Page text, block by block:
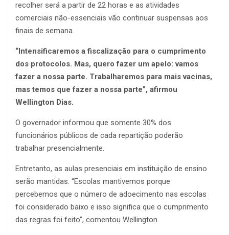
recolher será a partir de 22 horas e as atividades
comerciais não-essenciais vão continuar suspensas aos
finais de semana.
“Intensificaremos a fiscalização para o cumprimento
dos protocolos. Mas, quero fazer um apelo: vamos
fazer a nossa parte. Trabalharemos para mais vacinas,
mas temos que fazer a nossa parte”, afirmou
Wellington Dias.
O governador informou que somente 30% dos
funcionários públicos de cada repartição poderão
trabalhar presencialmente.
Entretanto, as aulas presenciais em instituição de ensino
serão mantidas. “Escolas mantivemos porque
percebemos que o número de adoecimento nas escolas
foi considerado baixo e isso significa que o cumprimento
das regras foi feito”, comentou Wellington.